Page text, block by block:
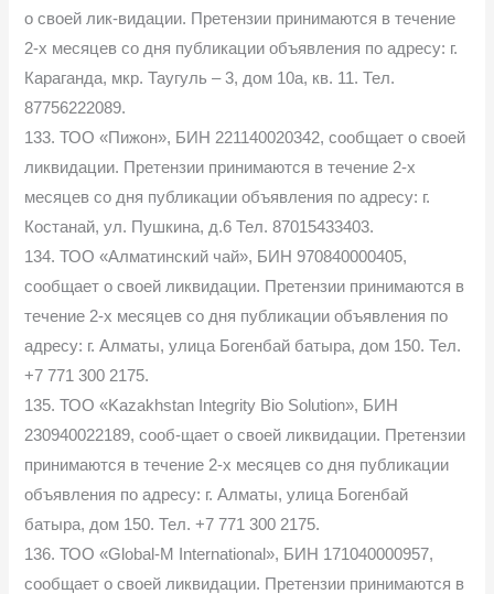
о своей лик-видации. Претензии принимаются в течение
2-х месяцев со дня публикации объявления по адресу: г.
Караганда, мкр. Таугуль – 3, дом 10а, кв. 11. Тел.
87756222089.
133. ТОО «Пижон», БИН 221140020342, сообщает о своей
ликвидации. Претензии принимаются в течение 2-х
месяцев со дня публикации объявления по адресу: г.
Костанай, ул. Пушкина, д.6 Тел. 87015433403.
134. ТОО «Алматинский чай», БИН 970840000405,
сообщает о своей ликвидации. Претензии принимаются в
течение 2-х месяцев со дня публикации объявления по
адресу: г. Алматы, улица Богенбай батыра, дом 150. Тел.
+7 771 300 2175.
135. ТОО «Kazakhstan Integrity Bio Solution», БИН
230940022189, сооб-щает о своей ликвидации. Претензии
принимаются в течение 2-х месяцев со дня публикации
объявления по адресу: г. Алматы, улица Богенбай
батыра, дом 150. Тел. +7 771 300 2175.
136. ТОО «Global-M International», БИН 171040000957,
сообщает о своей ликвидации. Претензии принимаются в